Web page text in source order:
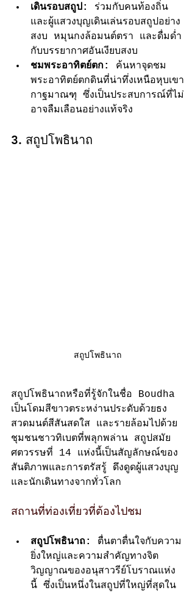
เดินรอบสถูป:
ร่วมกับคนท้องถิ่น
และผู้แสวงบุญเดินเล่นรอบสถูปอย่าง
สงบ หมุนกงล้อมนต์ตรา และดื่มด่ำ
กับบรรยากาศอันเงียบสงบ
ชมพระอาทิตย์ตก:
ค้นหาจุดชม
พระอาทิตย์ตกดินที่น่าทึ่งเหนือหุบเขา
กาฐมาณฑุ ซึ่งเป็นประสบการณ์ที่ไม่
อาจลืมเลือนอย่างแท้จริง
3. สถูปโพธินาถ
สถูปโพธินาถ
สถูปโพธินาถหรือที่รู้จักในชื่อ Boudha
เป็นโดมสีขาวตระหง่านประดับด้วยธง
สวดมนต์สีสันสดใส และรายล้อมไปด้วย
ชุมชนชาวทิเบตที่พลุกพล่าน สถูปสมัย
ศตวรรษที่ 14 แห่งนี้เป็นสัญลักษณ์ของ
สันติภาพและการตรัสรู้ ดึงดูดผู้แสวงบุญ
และนักเดินทางจากทั่วโลก
สถานที่ท่องเที่ยวที่ต้องไปชม
สถูปโพธินาถ:
ตื่นตาตื่นใจกับความ
ยิ่งใหญ่และความสำคัญทางจิต
วิญญาณของอนุสาวรีย์โบราณแห่ง
นี้ ซึ่งเป็นหนึ่งในสถูปที่ใหญ่ที่สุดใน